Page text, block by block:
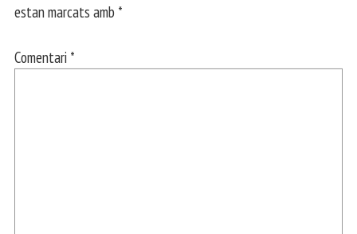
estan marcats amb *
Comentari *